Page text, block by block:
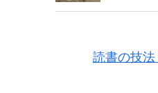
読書の技